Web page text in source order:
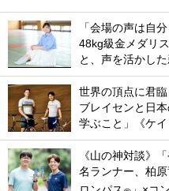
「会場の声は自
48kg級金メダリ
と、声を活かし
世界の頂点に君
ブレイセンと日
学ぶこと」《ケ
《山の神対談》
名ランナー、柏